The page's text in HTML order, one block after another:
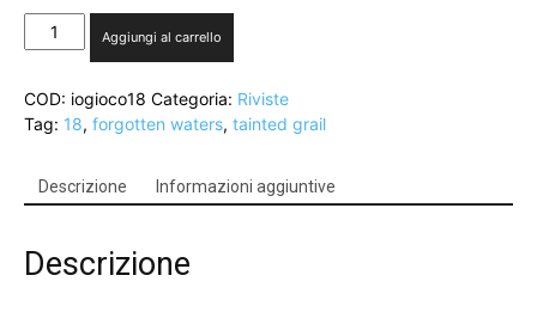
ioGioco
N.18
Tainted
Grail
Aggiungi al carrello
COD: iogioco18 Categoria: Riviste
Tag: 18, forgotten waters, tainted grail
Descrizione Informazioni aggiuntive
Descrizione